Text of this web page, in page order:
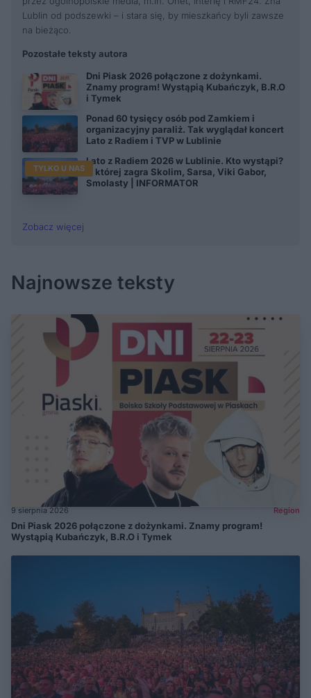
Lublin od podszewki – i stara się, by mieszkańcy byli zawsze
na bieżąco.
Pozostałe teksty autora
Dni Piask 2026 połączone z dożynkami.
Znamy program! Wystąpią Kubańczyk, B.R.O
i Tymek
Ponad 60 tysięcy osób pod Zamkiem i
organizacyjny paraliż. Tak wyglądał koncert
Lato z Radiem i TVP w Lublinie
TYLKO U NAS
Lato z Radiem 2026 w Lublinie. Kto wystąpi?
O której zagra Skolim, Sarsa, Viki Gabor,
Smolasty | INFORMATOR
Zobacz więcej
Najnowsze teksty
9 sierpnia 2026 Region
Dni Piask 2026 połączone z dożynkami. Znamy program!
Wystąpią Kubańczyk, B.R.O i Tymek